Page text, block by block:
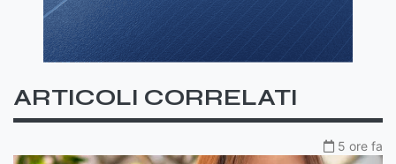
ARTICOLI CORRELATI
5 ore fa